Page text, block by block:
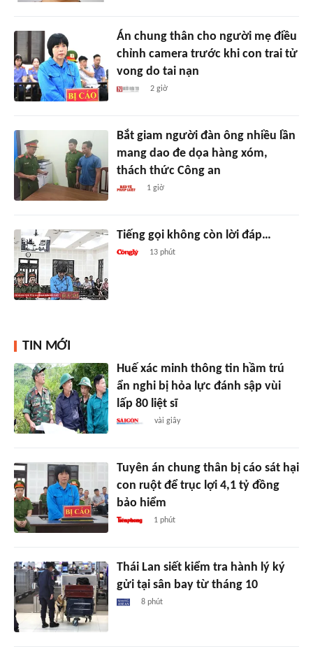
Án chung thân cho người mẹ điều
chỉnh camera trước khi con trai tử
vong do tai nạn
2 giờ
Bắt giam người đàn ông nhiều lần
mang dao đe dọa hàng xóm,
thách thức Công an
1 giờ
Tiếng gọi không còn lời đáp…
13 phút
TIN MỚI
Huế xác minh thông tin hầm trú
ẩn nghi bị hỏa lực đánh sập vùi
lấp 80 liệt sĩ
vài giây
Tuyên án chung thân bị cáo sát hại
con ruột để trục lợi 4,1 tỷ đồng
bảo hiểm
1 phút
Thái Lan siết kiểm tra hành lý ký
gửi tại sân bay từ tháng 10
8 phút